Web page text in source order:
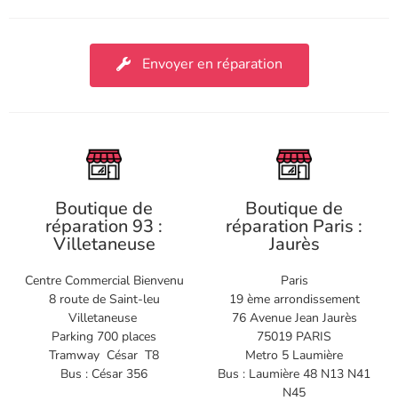
Envoyer en réparation
Boutique de
réparation 93 :
Villetaneuse
Centre Commercial Bienvenu
8 route de Saint-leu
Villetaneuse
Parking 700 places
Tramway César T8
Bus : César 356
Boutique de
réparation Paris :
Jaurès
Paris
19 ème arrondissement
76 Avenue Jean Jaurès
75019 PARIS
Metro 5 Laumière
Bus : Laumière 48 N13 N41
N45